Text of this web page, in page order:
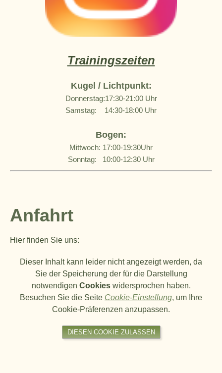
Trainingszeiten
Kugel / Lichtpunkt:
Donnerstag:17:30-21:00 Uhr
Samstag: 14:30-18:00 Uhr
Bogen:
Mittwoch: 17:00-19:30Uhr
Sonntag: 10:00-12:30 Uhr
Anfahrt
Hier finden Sie uns:
Dieser Inhalt kann leider nicht angezeigt werden, da
Sie der Speicherung der für die Darstellung
notwendigen Cookieswidersprochen haben.
Besuchen Sie die Seite Cookie-Einstellung, um Ihre
Cookie-Präferenzen anzupassen.
DIESEN COOKIE ZULASSEN